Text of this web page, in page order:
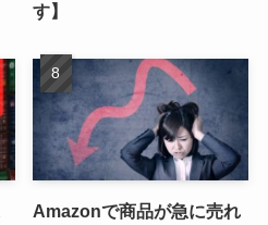
す】
Amazonで商品が急に売れ